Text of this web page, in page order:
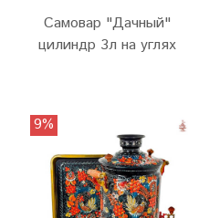
Самовар "Дачный"
цилиндр 3л на углях
9%